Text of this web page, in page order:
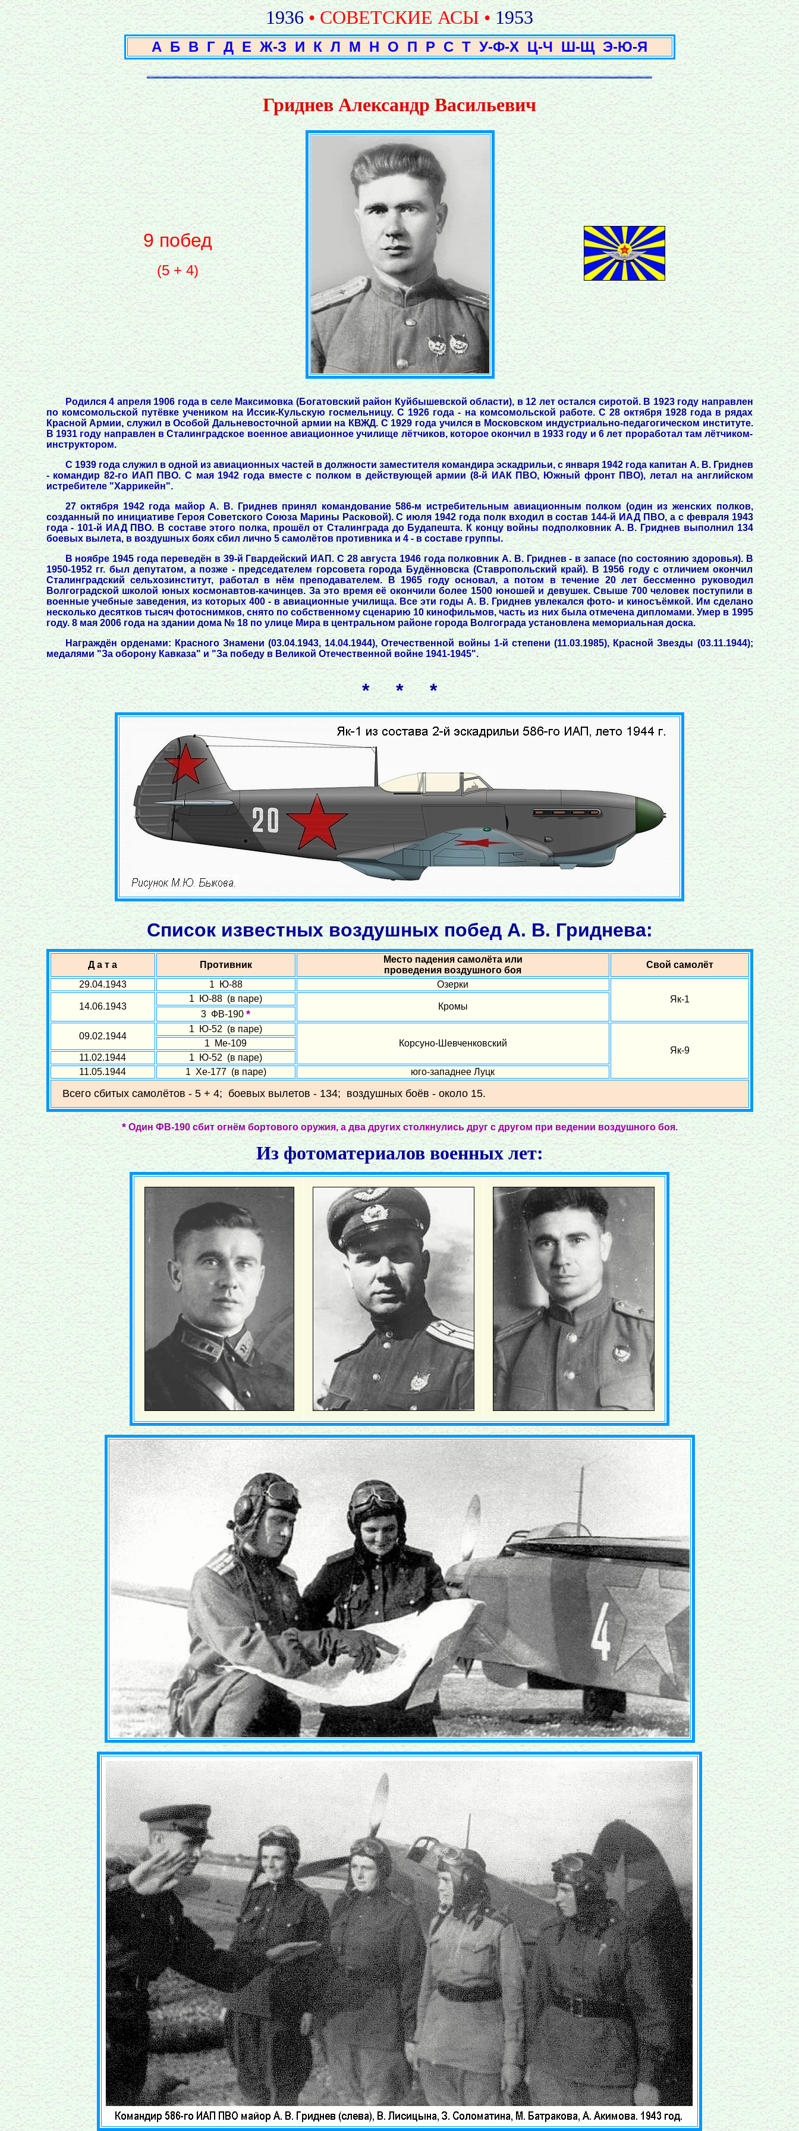
1936 • СОВЕТСКИЕ АСЫ • 1953
А Б В Г Д Е Ж-З И К Л М Н О П Р С Т У-Ф-Х Ц-Ч Ш-Щ Э-Ю-Я
Гриднев Александр Васильевич
9 побед
(5 + 4)
Родился 4 апреля 1906 года в селе Максимовка (Богатовский район Куйбышевской области), в 12 лет остался сиротой. В 1923 году направлен
по комсомольской путёвке учеником на Иссик-Кульскую госмельницу. С 1926 года - на комсомольской работе. С 28 октября 1928 года в рядах
Красной Армии, служил в Особой Дальневосточной армии на КВЖД. С 1929 года учился в Московском индустриально-педагогическом институте.
В 1931 году направлен в Сталинградское военное авиационное училище лётчиков, которое окончил в 1933 году и 6 лет проработал там лётчиком-
инструктором.
С 1939 года служил в одной из авиационных частей в должности заместителя командира эскадрильи, с января 1942 года капитан А. В. Гриднев
- командир 82-го ИАП ПВО. С мая 1942 года вместе с полком в действующей армии (8-й ИАК ПВО, Южный фронт ПВО), летал на английском
истребителе "Харрикейн".
27 октября 1942 года майор А. В. Гриднев принял командование 586-м истребительным авиационным полком (один из женских полков,
созданный по инициативе Героя Советского Союза Марины Расковой). С июля 1942 года полк входил в состав 144-й ИАД ПВО, а с февраля 1943
года - 101-й ИАД ПВО. В составе этого полка, прошёл от Сталинграда до Будапешта. К концу войны подполковник А. В. Гриднев выполнил 134
боевых вылета, в воздушных боях сбил лично 5 самолётов противника и 4 - в составе группы.
В ноябре 1945 года переведён в 39-й Гвардейский ИАП. С 28 августа 1946 года полковник А. В. Гриднев - в запасе (по состоянию здоровья). В
1950-1952 гг. был депутатом, а позже - председателем горсовета города Будённовска (Ставропольский край). В 1956 году с отличием окончил
Сталинградский сельхозинститут, работал в нём преподавателем. В 1965 году основал, а потом в течение 20 лет бессменно руководил
Волгоградской школой юных космонавтов-качинцев. За это время её окончили более 1500 юношей и девушек. Свыше 700 человек поступили в
военные учебные заведения, из которых 400 - в авиационные училища. Все эти годы А. В. Гриднев увлекался фото- и киносъёмкой. Им сделано
несколько десятков тысяч фотоснимков, снято по собственному сценарию 10 кинофильмов, часть из них была отмечена дипломами. Умер в 1995
году. 8 мая 2006 года на здании дома № 18 по улице Мира в центральном районе города Волгограда установлена мемориальная доска.
Награждён орденами: Красного Знамени (03.04.1943, 14.04.1944), Отечественной войны 1-й степени (11.03.1985), Красной Звезды (03.11.1944);
медалями "За оборону Кавказа" и "За победу в Великой Отечественной войне 1941-1945".
* * *
Список известных воздушных побед А. В. Гриднева:
Д а т а Противник
Место падения самолёта или
проведения воздушного боя
Свой самолёт
29.04.1943
1 Ю-88
Озерки
Як-1
14.06.1943
1 Ю-88 (в паре)
Кромы
3 ФВ-190 *
09.02.1944
1 Ю-52 (в паре)
Корсуно-Шевченковский
Як-9
1 Ме-109
11.02.1944
1 Ю-52 (в паре)
11.05.1944
1 Хе-177 (в паре) юго-западнее Луцк
Всего сбитых самолётов - 5 + 4; боевых вылетов - 134; воздушных боёв - около 15.
*Один ФВ-190 сбит огнём бортового оружия, а два других столкнулись друг с другом при ведении воздушного боя.
Из фотоматериалов военных лет: